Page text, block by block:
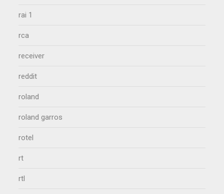
rai 1
rca
receiver
reddit
roland
roland garros
rotel
rt
rtl